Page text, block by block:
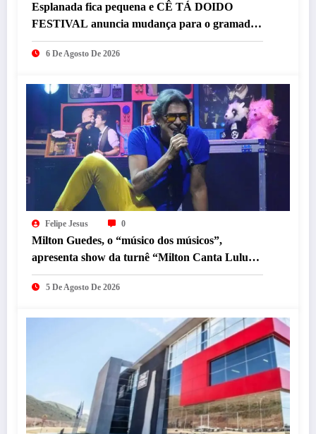
Esplanada fica pequena e CÊ TÁ DOIDO
FESTIVAL anuncia mudança para o gramado
do Mineirão
6 De Agosto De 2026
Felipe Jesus 0
Milton Guedes, o “músico dos músicos”,
apresenta show da turnê “Milton Canta Lulu”
em BH
5 De Agosto De 2026